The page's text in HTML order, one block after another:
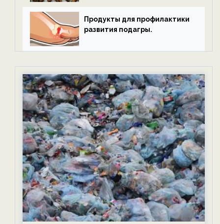
Продукты для профилактики
развития подагры.